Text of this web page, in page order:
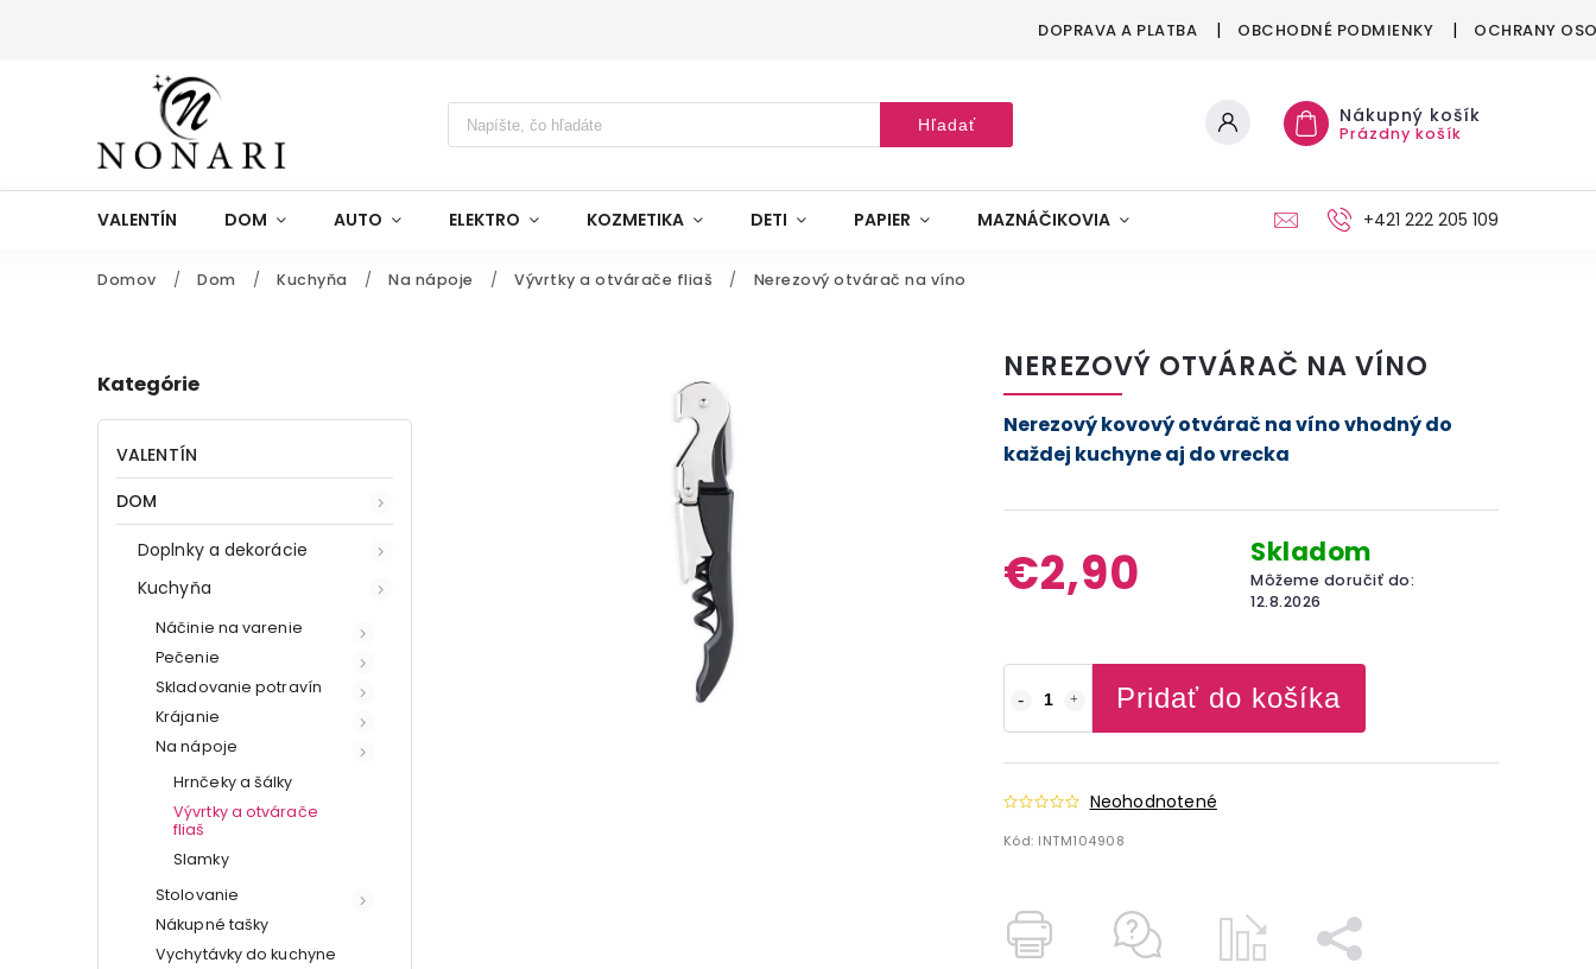
DOPRAVA A PLATBA OBCHODNÉ PODMIENKY OCHRANY
Hľadať Nákupný košík
Prázdny košík
VALENTÍN DOM AUTO ELEKTRO KOZMETIKA DETI PAPIER MAZNÁČIKOVIA MAŠKRTENIE PÁRTY MÓDA
+421 222 205 109
Domov / Dom / Kuchyňa / Na nápoje / Vývrtky a otvárače fliaš / Nerezový otvárač na víno
Kategórie
VALENTÍN
DOM
Doplnky a dekorácie
Kuchyňa
Náčinie na varenie
Pečenie
Skladovanie potravín
Krájanie
Na nápoje
Hrnčeky a šálky
Vývrtky a otvárače
fliaš
Slamky
Stolovanie
Nákupné tašky
Vychytávky do kuchyne
NEREZOVÝ OTVÁRAČ NA VÍNO
€2,90 Skladom
Môžeme doručiť do:
12.8.2026
Pridať do košíka
Neohodnotené
Kód: INTM104908
Nerezový kovový otvárač na víno vhodný do
každej kuchyne aj do vrecka